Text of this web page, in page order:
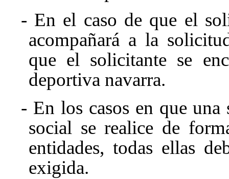
- En el caso de que el
acompañará a la
que el solicitante se
deportiva navarra.
- En los casos en que
social se realice de
entidades, todas ellas
exigida.